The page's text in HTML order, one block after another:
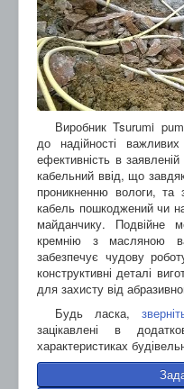
Виробник Tsurumi
до надійності
ефективність в
кабельний ввід, що
проникненню вологи, та
кабель пошкоджений чи
майданчику. Подвійне
кремнію з масляною
забезпечує чудову
конструктивні деталі
для захисту від
Будь ласка,
зацікавлені в
характеристиках